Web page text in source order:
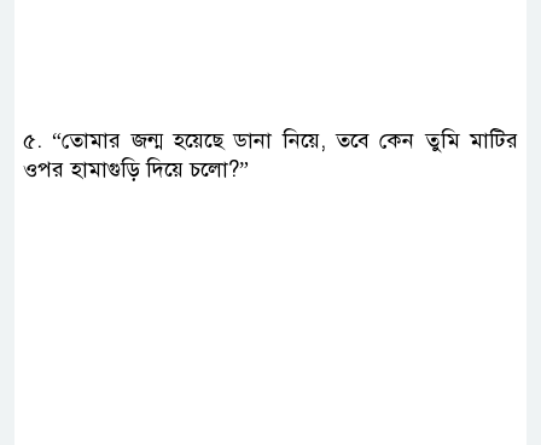
৫. “তোমার জন্ম হয়েছে ডানা নিয়ে, তবে কেন তুমি মাটির
ওপর হামাগুড়ি দিয়ে চলো?”